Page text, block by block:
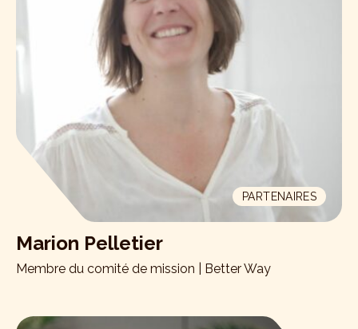
PARTENAIRES
Marion Pelletier
Membre du comité de mission | Better Way